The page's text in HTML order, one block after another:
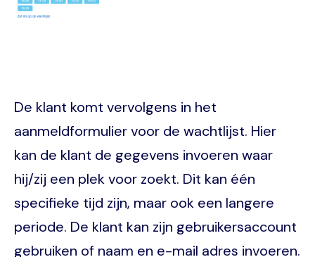
De klant komt vervolgens in het
aanmeldformulier voor de wachtlijst. Hier
kan de klant de gegevens invoeren waar
hij/zij een plek voor zoekt. Dit kan één
specifieke tijd zijn, maar ook een langere
periode. De klant kan zijn gebruikersaccount
gebruiken of naam en e-mail adres invoeren.